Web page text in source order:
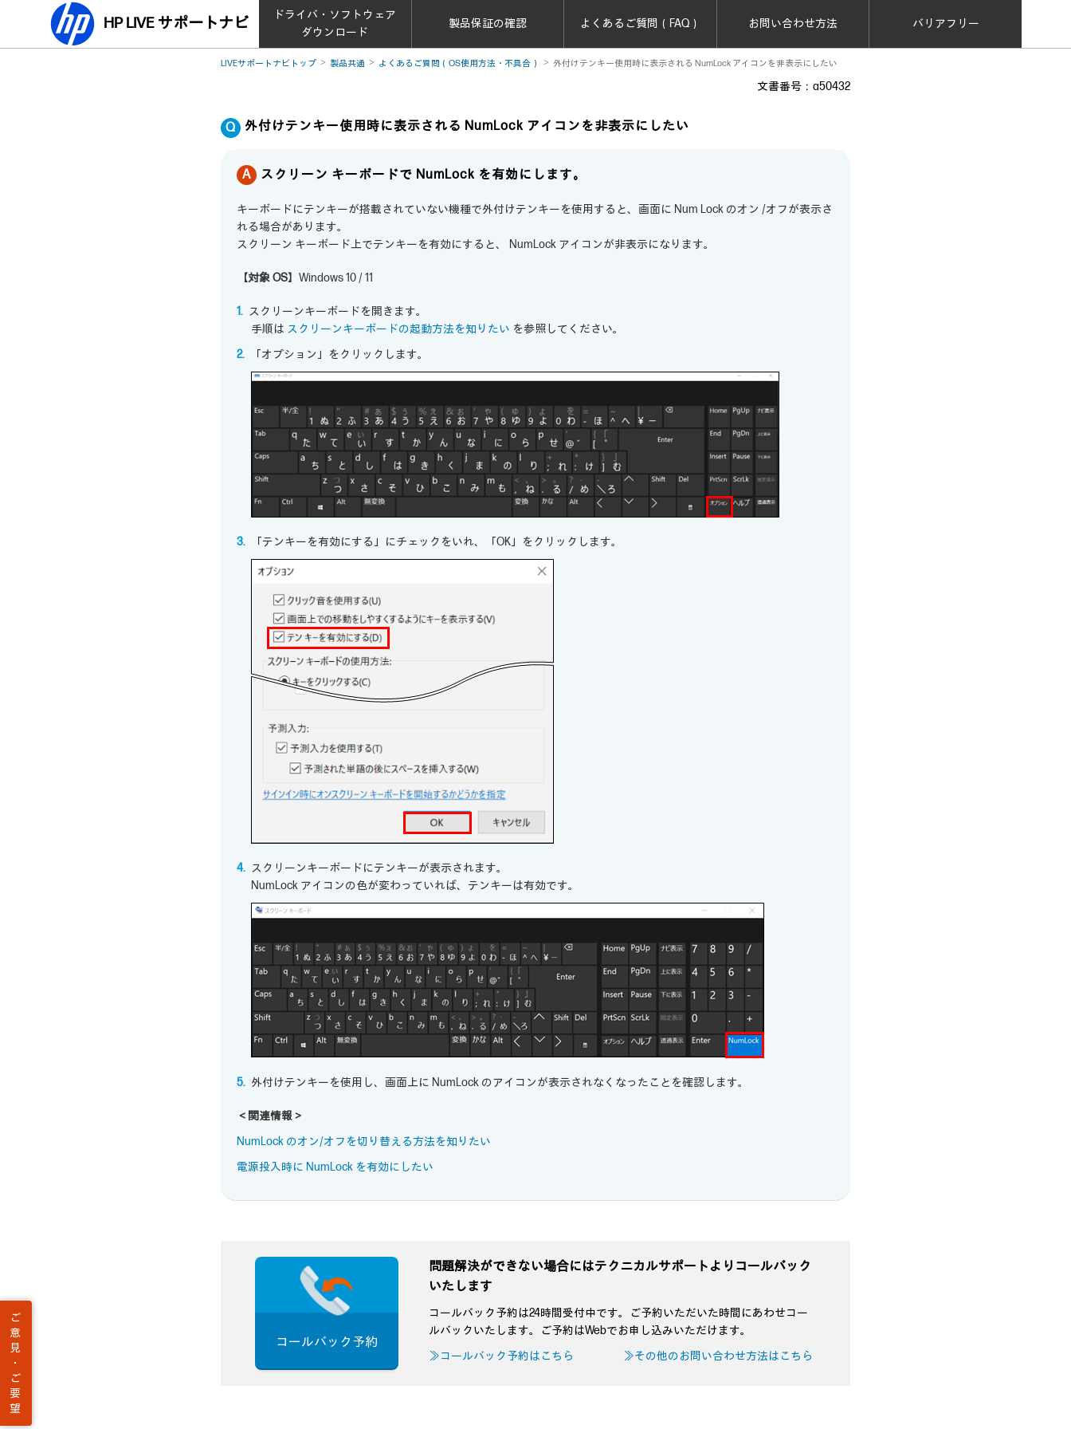
HP LIVE サポートナビ
ドライバ・ソフトウェア
ダウンロード
製品保証の確認 よくあるご質問（FAQ） お問い合わせ方法 バリアフリー
LIVEサポートナビトップ 製品共通 よくあるご質問（OS使用方法・不具合） 外付けテンキー使用時に表示される NumLock アイコンを非表示にしたい
文書番号：a50432
外付けテンキー使用時に表示される NumLock アイコンを非表示にしたい
スクリーン キーボードで NumLock を有効にします。
キーボードにテンキーが搭載されていない機種で外付けテンキーを使用すると、画面に Num Lock のオン /オフが表示さ
れる場合があります。
スクリーン キーボード上でテンキーを有効にすると、 NumLock アイコンが非表示になります。
【対象 OS】 Windows 10 / 11
スクリーンキーボードを開きます。
手順は スクリーンキーボードの起動方法を知りたい を参照してください。
「オプション」をクリックします。
「テンキーを有効にする」にチェックをいれ、「OK」をクリックします。
スクリーンキーボードにテンキーが表示されます。
NumLock アイコンの色が変わっていれば、テンキーは有効です。
外付けテンキーを使用し、画面上に NumLock のアイコンが表示されなくなったことを確認します。
＜関連情報＞
NumLock のオン/オフを切り替える方法を知りたい
電源投入時に NumLock を有効にしたい
ご
意
見
・
ご
要
望
コールバック予約
問題解決ができない場合にはテクニカルサポートよりコールバック
いたします
コールバック予約は24時間受付中です。ご予約いただいた時間にあわせコー
ルバックいたします。ご予約はWebでお申し込みいただけます。
≫コールバック予約はこちら
≫その他のお問い合わせ方法はこちら